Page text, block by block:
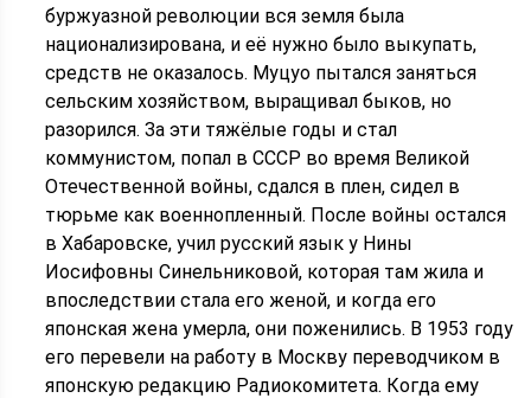
буржуазной революции вся земля была
национализирована, и её нужно было выкупать,
средств не оказалось. Муцуо пытался заняться
сельским хозяйством, выращивал быков, но
разорился. За эти тяжёлые годы и стал
коммунистом, попал в СССР во время Великой
Отечественной войны, сдался в плен, сидел в
тюрьме как военнопленный. После войны остался
в Хабаровске, учил русский язык у Нины
Иосифовны Синельниковой, которая там жила и
впоследствии стала его женой, и когда его
японская жена умерла, они поженились. В 1953 году
его перевели на работу в Москву переводчиком в
японскую редакцию Радиокомитета. Когда ему